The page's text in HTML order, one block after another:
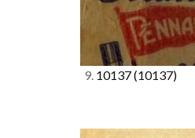
9. 10137(10137)